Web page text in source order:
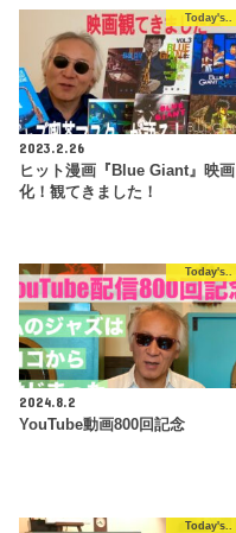
Today's..
2023.2.26
ヒット漫画『Blue Giant』映画
化！観てきました！
Today's..
2024.8.2
YouTube動画800回記念
Today's..